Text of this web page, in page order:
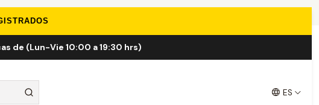
de (Lun-Vie 10:00 a 19:30 hrs)
ES